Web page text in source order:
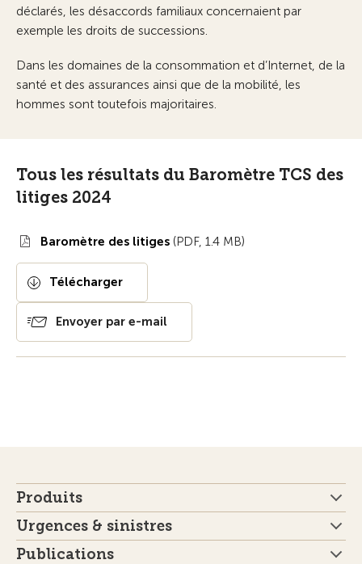
déclarés, les désaccords familiaux concernaient par
exemple les droits de successions.
Dans les domaines de la consommation et d’Internet, de la
santé et des assurances ainsi que de la mobilité, les
hommes sont toutefois majoritaires.
Tous les résultats du Baromètre TCS des
litiges 2024
Baromètre des litiges (PDF, 1.4 MB)
Télécharger
Envoyer par e-mail
Produits
Urgences & sinistres
Publications